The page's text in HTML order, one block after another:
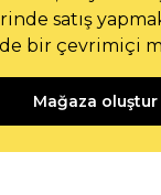
satış
bir çevrimiçi
Mağaza oluştur